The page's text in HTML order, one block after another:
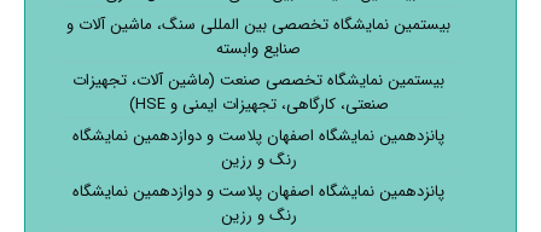
بیستمین نمایشگاه تخصصی بین المللی سنگ، ماشین آلات و
صنایع وابسته
بیستمین نمایشگاه تخصصی صنعت (ماشین آلات، تجهیزات
صنعتی، کارگاهی، تجهیزات ایمنی و HSE)
پانزدهمین نمایشگاه اصفهان پلاست و دوازدهمین نمایشگاه
رنگ و رزین
پانزدهمین نمایشگاه اصفهان پلاست و دوازدهمین نمایشگاه
رنگ و رزین